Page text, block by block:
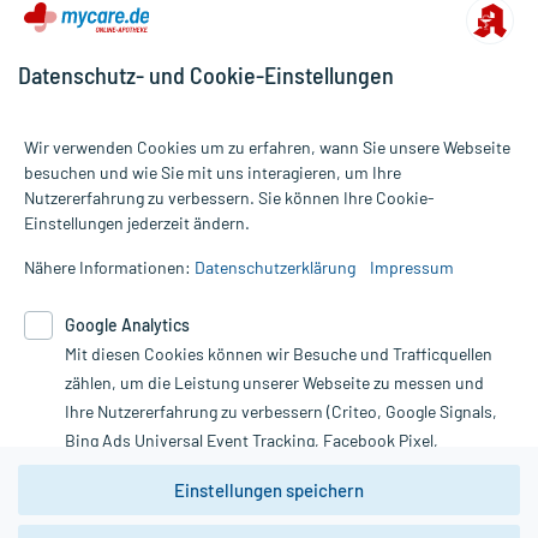
Alle Preise gelten inkl. MwSt., ggf. zzgl. Versandkosten
Informationen auf dieser Website werden ausschließlich für
die Untersuchung und Behandlung durch einen Arzt. Bitte
Therapien eingeleitet werden können. | Diese Webseite benutzt
Google Analytics. Lesen Sie bitte dazu die wichtigen Hinweise in
unserer Datenschutzerklärung. Für den Widerruf einer Bestellung
nutzen Sie das Formular:
Vertrag widerrufen
Datenschutz- und Cookie-Einstellungen
Wir verwenden Cookies um zu erfahren, wann Sie unsere Webseite
besuchen und wie Sie mit uns interagieren, um Ihre
Nutzererfahrung zu verbessern. Sie können Ihre Cookie-
Einstellungen jederzeit ändern.
Nähere Informationen: Datenschutzerklärung Impressum
Google Analytics
Mit diesen Cookies können wir Besuche und Trafficquellen
zählen, um die Leistung unserer Webseite zu messen und
Ihre Nutzererfahrung zu verbessern (Criteo, Google Signals,
Bing Ads Universal Event Tracking, Facebook Pixel,
Youtube-Social Plugin).
Wir weisen darauf hin, dass die
Einstellungen speichern